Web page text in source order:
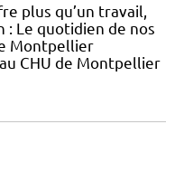
plus qu’un travail,
: Le quotidien de nos
Montpellier
CHU de Montpellier